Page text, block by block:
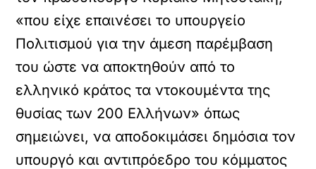
«που είχε επαινέσει το υπουργείο
Πολιτισμού για την άμεση παρέμβαση
του ώστε να αποκτηθούν από το
ελληνικό κράτος τα ντοκουμέντα της
θυσίας των 200 Ελλήνων» όπως
σημειώνει, να αποδοκιμάσει δημόσια τον
υπουργό και αντιπρόεδρο του κόμματος